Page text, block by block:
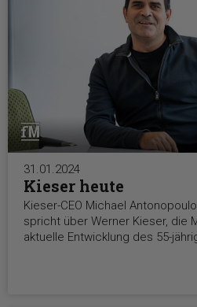
31.01.2024
Kieser heute
Kieser-CEO Michael
spricht über Werner Kieser, die
aktuelle Entwicklung des 55-